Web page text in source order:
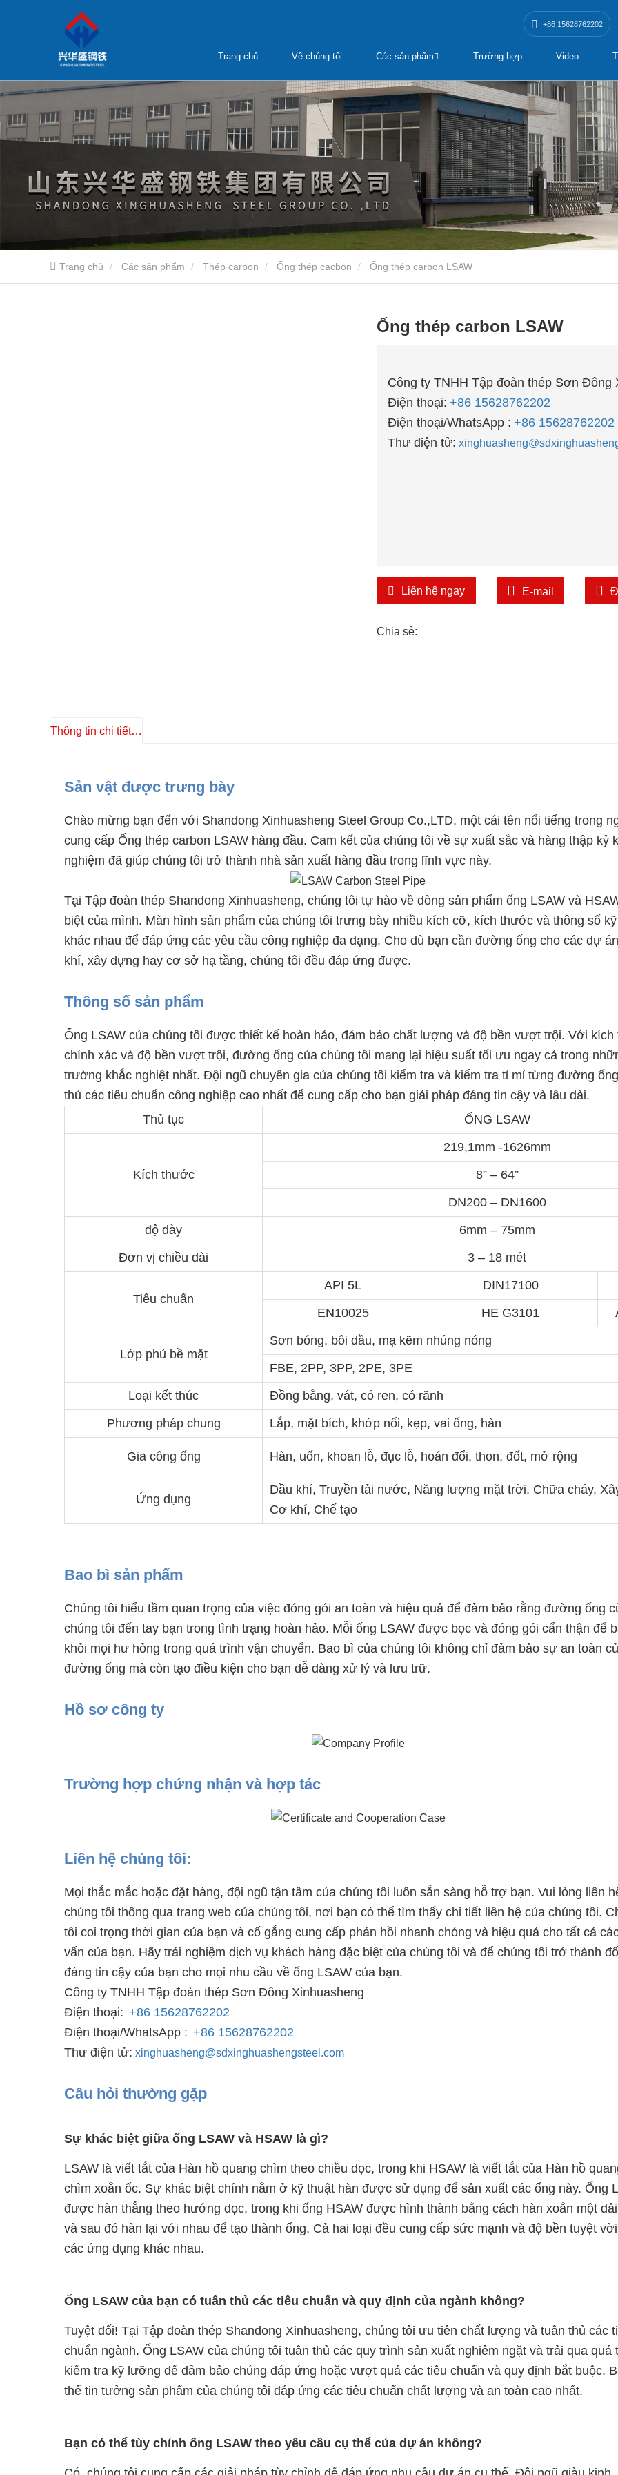
+86 15628762202
Trang chủ Về chúng tôi Các sản phẩm Trường hợp Video
Trang chủ Các sản phẩm Thép carbon Ống thép cacbon Ống thép carbon LSAW
Ống thép carbon LSAW
Công ty TNHH Tập đoàn thép Sơn Đông
Điện thoại: +86 15628762202
Điện thoại/WhatsApp : +86 15628762202
Thư điện tử:
Liên hệ ngay E-mail
Chia sẻ:
Thông tin chi tiết sản phẩm
Sản vật được trưng bày
Chào mừng bạn đến với Shandong Xinhuasheng Steel Group Co.,LTD, một cái tên nổi tiếng trong
cung cấp Ống thép carbon LSAW hàng đầu. Cam kết của chúng tôi về sự xuất sắc và hàng thập kỷ
nghiệm đã giúp chúng tôi trở thành nhà sản xuất hàng đầu trong lĩnh vực này.
Tại Tập đoàn thép Shandong Xinhuasheng, chúng tôi tự hào về dòng sản phẩm ống LSAW và
biệt của mình. Màn hình sản phẩm của chúng tôi trưng bày nhiều kích cỡ, kích thước và thông số
khác nhau để đáp ứng các yêu cầu công nghiệp đa dạng. Cho dù bạn cần đường ống cho các dự
khí, xây dựng hay cơ sở hạ tầng, chúng tôi đều đáp ứng được.
Thông số sản phẩm
Ống LSAW của chúng tôi được thiết kế hoàn hảo, đảm bảo chất lượng và độ bền vượt trội. Với
chính xác và độ bền vượt trội, đường ống của chúng tôi mang lại hiệu suất tối ưu ngay cả trong
trường khắc nghiệt nhất. Đội ngũ chuyên gia của chúng tôi kiểm tra và kiểm tra tỉ mỉ từng đường
thủ các tiêu chuẩn công nghiệp cao nhất để cung cấp cho bạn giải pháp đáng tin cậy và lâu dài.
Thủ tục
ỐNG LSAW
Kích thước
219,1mm -1626mm
8” – 64”
DN200 – DN1600
độ dày
6mm – 75mm
Đơn vị chiều dài
3 – 18 mét
Tiêu chuẩn
API 5L DIN17100
EN10025
HE G3101
Lớp phủ bề mặt
Sơn bóng, bôi dầu, mạ kẽm nhúng nóng
FBE, 2PP, 3PP, 2PE, 3PE
Loại kết thúc
Đồng bằng, vát, có ren, có rãnh
Phương pháp chung
Lắp, mặt bích, khớp nối, kẹp, vai ống, hàn
Gia công ống Hàn, uốn, khoan lỗ, đục lỗ, hoán đổi, thon, đốt, mở rộng
Ứng dụng
Dầu khí, Truyền tải nước, Năng lượng mặt trời, Chữa cháy,
Cơ khí, Chế tạo
Bao bì sản phẩm
Chúng tôi hiểu tầm quan trọng của việc đóng gói an toàn và hiệu quả để đảm bảo rằng đường ống
chúng tôi đến tay bạn trong tình trạng hoàn hảo. Mỗi ống LSAW được bọc và đóng gói cẩn thận để
khỏi mọi hư hỏng trong quá trình vận chuyển. Bao bì của chúng tôi không chỉ đảm bảo sự an toàn
đường ống mà còn tạo điều kiện cho bạn dễ dàng xử lý và lưu trữ.
Hồ sơ công ty
Trường hợp chứng nhận và hợp tác
Liên hệ chúng tôi:
Mọi thắc mắc hoặc đặt hàng, đội ngũ tận tâm của chúng tôi luôn sẵn sàng hỗ trợ bạn. Vui lòng liên
chúng tôi thông qua trang web của chúng tôi, nơi bạn có thể tìm thấy chi tiết liên hệ của chúng tôi.
tôi coi trọng thời gian của bạn và cố gắng cung cấp phản hồi nhanh chóng và hiệu quả cho tất cả
vấn của bạn. Hãy trải nghiệm dịch vụ khách hàng đặc biệt của chúng tôi và để chúng tôi trở thành
đáng tin cậy của bạn cho mọi nhu cầu về ống LSAW của bạn.
Công ty TNHH Tập đoàn thép Sơn Đông Xinhuasheng
Điện thoại: +86 15628762202
Điện thoại/WhatsApp : +86 15628762202
Thư điện tử: xinghuasheng@sdxinghuashengsteel.com
Câu hỏi thường gặp
Sự khác biệt giữa ống LSAW và HSAW là gì?
LSAW là viết tắt của Hàn hồ quang chìm theo chiều dọc, trong khi HSAW là viết tắt của Hàn hồ
chìm xoắn ốc. Sự khác biệt chính nằm ở kỹ thuật hàn được sử dụng để sản xuất các ống này. Ống
được hàn thẳng theo hướng dọc, trong khi ống HSAW được hình thành bằng cách hàn xoắn một
và sau đó hàn lại với nhau để tạo thành ống. Cả hai loại đều cung cấp sức mạnh và độ bền tuyệt
các ứng dụng khác nhau.
Ống LSAW của bạn có tuân thủ các tiêu chuẩn và quy định của ngành không?
Tuyệt đối! Tại Tập đoàn thép Shandong Xinhuasheng, chúng tôi ưu tiên chất lượng và tuân thủ các
chuẩn ngành. Ống LSAW của chúng tôi tuân thủ các quy trình sản xuất nghiêm ngặt và trải qua quá
kiểm tra kỹ lưỡng để đảm bảo chúng đáp ứng hoặc vượt quá các tiêu chuẩn và quy định bắt buộc.
thể tin tưởng sản phẩm của chúng tôi đáp ứng các tiêu chuẩn chất lượng và an toàn cao nhất.
Bạn có thể tùy chỉnh ống LSAW theo yêu cầu cụ thể của dự án không?